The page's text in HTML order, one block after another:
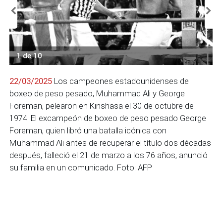
1 de 10
22/03/2025 Los campeones estadounidenses de
boxeo de peso pesado, Muhammad Ali y George
Foreman, pelearon en Kinshasa el 30 de octubre de
1974. El excampeón de boxeo de peso pesado George
Foreman, quien libró una batalla icónica con
Muhammad Ali antes de recuperar el título dos décadas
después, falleció el 21 de marzo a los 76 años, anunció
su familia en un comunicado. Foto: AFP